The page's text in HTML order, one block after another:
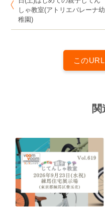
しゃ教室(アトリエバレーナ幼
稚園)
この